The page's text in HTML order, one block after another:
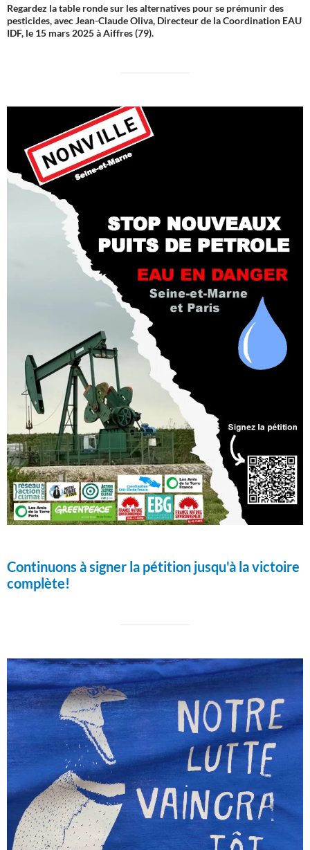
Regardez la table ronde sur les alternatives pour se prémunir des
pesticides, avec Jean-Claude Oliva, Directeur de la Coordination EAU
IDF, le 15 mars 2025 à Aiffres (79).
Continuons à signer la pétition jusqu'à la victoire
complète!